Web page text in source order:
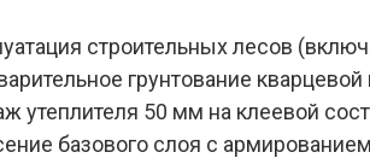
строительных лесов
грунтование кварцевой
утеплителя 50 мм на клеевой
базового слоя с